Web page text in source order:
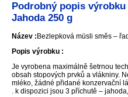
Podrobný popis
Jahoda 250 g
Název : Bezlepková müsli směs –
Popis výrobku :
Je vyrobena maximálně šetrnou
obsah stopových prvků a vlákniny.
mléko, žádné přidané konzervační
. k dispozici jsou 3 příchutě –